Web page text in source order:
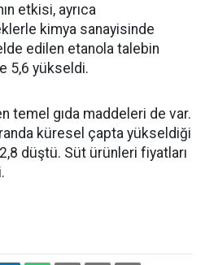
etkisi, ayrıca
kimya sanayisinde
edilen etanola talebin
5,6 yükseldi.
temel gıda maddeleri de var.
küresel çapta yükseldiği
düştü. Süt ürünleri fiyatları